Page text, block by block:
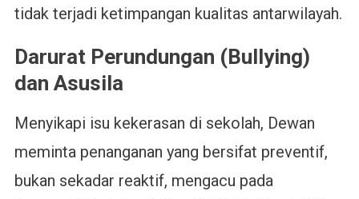
tidak terjadi ketimpangan kualitas antarwilayah.
Darurat Perundungan (Bullying)
dan Asusila
Menyikapi isu kekerasan di sekolah, Dewan
meminta penanganan yang bersifat preventif,
bukan sekadar reaktif, mengacu pada